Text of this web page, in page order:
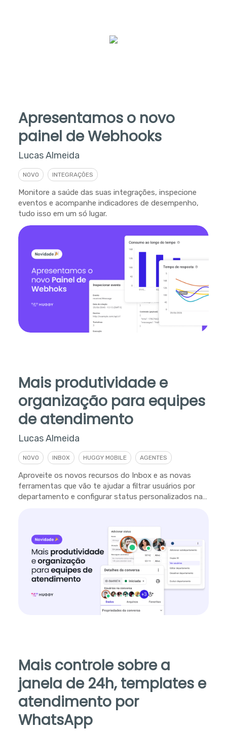
Apresentamos o novo
painel de Webhooks
Lucas Almeida
NOVO INTEGRAÇÕES
Monitore a saúde das suas integrações, inspecione
eventos e acompanhe indicadores de desempenho,
tudo isso em um só lugar.
Mais produtividade e
organização para equipes
de atendimento
Lucas Almeida
NOVO INBOX HUGGY MOBILE AGENTES
Aproveite os novos recursos do Inbox e as novas
ferramentas que vão te ajudar a filtrar usuários por
departamento e configurar status personalizados na
Mais controle sobre a
janela de 24h, templates e
atendimento por
WhatsApp